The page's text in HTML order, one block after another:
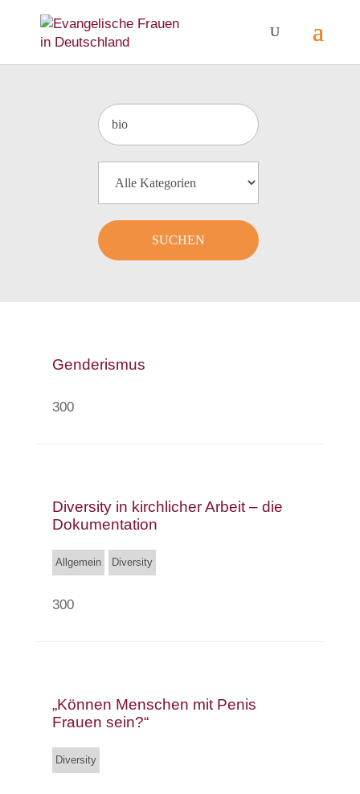
Genderismus
300
Diversity in kirchlicher Arbeit – die
Dokumentation
Allgemein Diversity
300
„Können Menschen mit Penis
Frauen sein?“
Diversity